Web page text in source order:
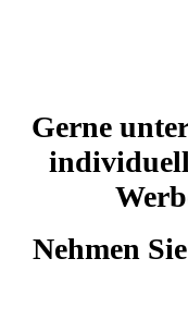
Gerne
Nehmen